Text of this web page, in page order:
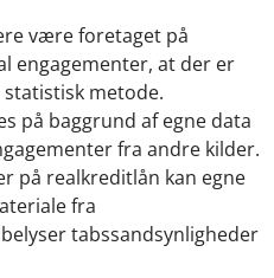
være foretaget på
engagementer, at der er
metode.
på baggrund af egne data
fra andre kilder.
på realkreditlån kan egne
fra
tabssandsynligheder